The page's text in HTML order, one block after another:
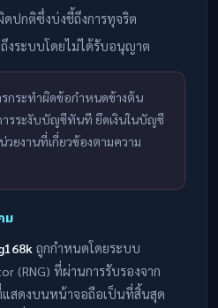
ปกติซึ่งบ่งชี้ถึงการทุจริต
งระบบโดยไม่ได้รับอนุญาต
กระทำผิดข้อกำหนดข้างต้น
รระงับบัญชีทันที ยึดเงินในบัญชี
ยงานที่เกี่ยวข้องตามความ
ม
ถูกกำหนดโดยระบบ
(RNG) ที่ผ่านการรับรองจาก
แสดงบนหน้าจอถือเป็นที่สิ้นสุด